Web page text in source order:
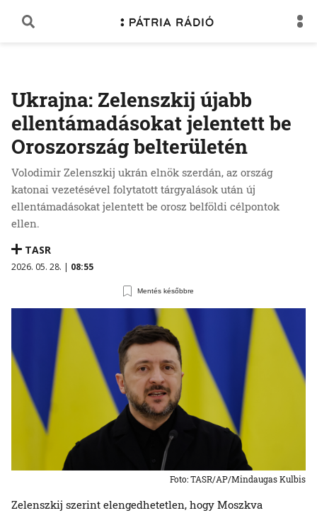
Ukrajna: Zelenszkij újabb
ellentámadásokat jelentett be
Oroszország belterületén
Volodimir Zelenszkij ukrán elnök szerdán, az ország
katonai vezetésével folytatott tárgyalások után új
ellentámadásokat jelentett be orosz belföldi célpontok
ellen.
TASR
2026. 05. 28. | 08:55
Mentés későbbre
Foto: TASR/AP/Mindaugas Kulbis
Zelenszkij szerint elengedhetetlen, hogy Moszkva